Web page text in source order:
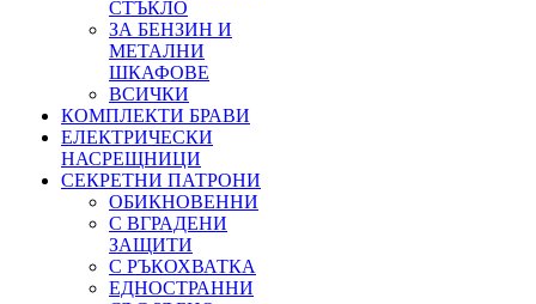
СТЪКЛО
ЗА БЕНЗИН И
МЕТАЛНИ
ШКАФОВЕ
ВСИЧКИ
КОМПЛЕКТИ БРАВИ
ЕЛЕКТРИЧЕСКИ
НАСРЕЩНИЦИ
СЕКРЕТНИ ПАТРОНИ
ОБИКНОВЕННИ
С ВГРАДЕНИ
ЗАЩИТИ
С РЪКОХВАТКА
ЕДНОСТРАННИ